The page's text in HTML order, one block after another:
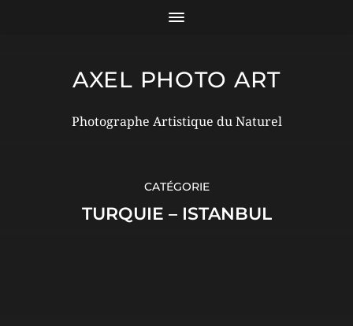
AXEL PHOTO ART
Photographe Artistique du Naturel
CATÉGORIE
TURQUIE – ISTANBUL